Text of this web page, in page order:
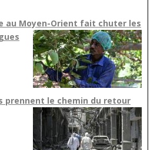
au Moyen-Orient fait chuter les
prennent le chemin du retour